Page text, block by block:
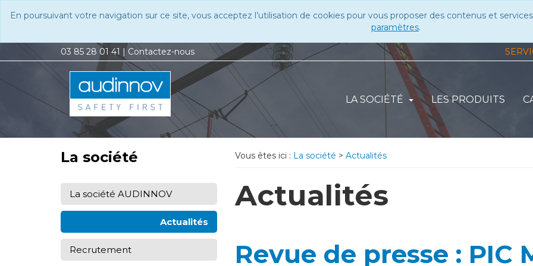
En poursuivant votre navigation sur ce site, vous acceptez l’utilisation de cookies pour vous proposer des contenus et
paramètres.
03 85 28 01 41 |Contactez-nous
LA SOCIÉTÉ LES PRODUITS
La société
La société AUDINNOV
Actualités
Recrutement
Vous êtes ici : La société > Actualités
Actualités
Revue de presse : PIC